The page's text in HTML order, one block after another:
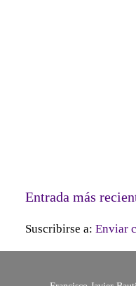
Entrada más
Suscribirse a: Enviar